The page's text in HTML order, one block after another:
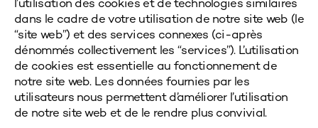
l’utilisation des cookies et de technologies similaires
dans le cadre de votre utilisation de notre site web (le
“site web”) et des services connexes (ci-après
dénommés collectivement les “services”). L’utilisation
de cookies est essentielle au fonctionnement de
notre site web. Les données fournies par les
utilisateurs nous permettent d’améliorer l’utilisation
de notre site web et de le rendre plus convivial.